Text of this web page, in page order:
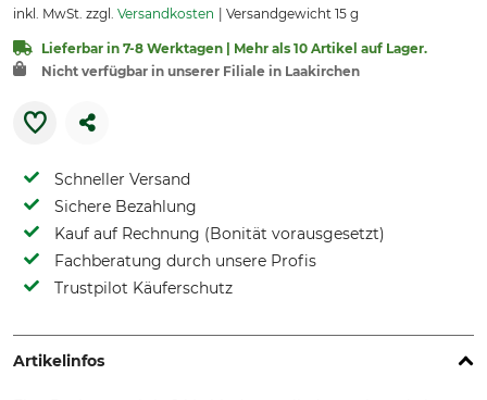
inkl. MwSt. zzgl. Versandkosten Versandgewicht 15 g
Lieferbar in 7-8 Werktagen | Mehr als 10 Artikel auf Lager.
Nicht verfügbar in unserer Filiale in Laakirchen
Schneller Versand
Sichere Bezahlung
Kauf auf Rechnung (Bonität vorausgesetzt)
Fachberatung durch unsere Profis
Trustpilot Käuferschutz
Artikelinfos